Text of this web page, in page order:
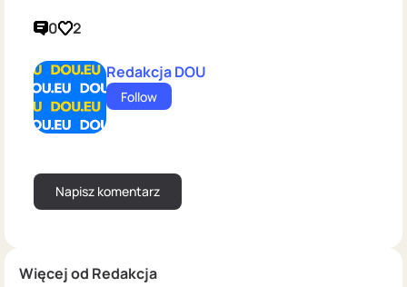
Więcej od Redakcja
0 2
Redakcja DOU
Follow